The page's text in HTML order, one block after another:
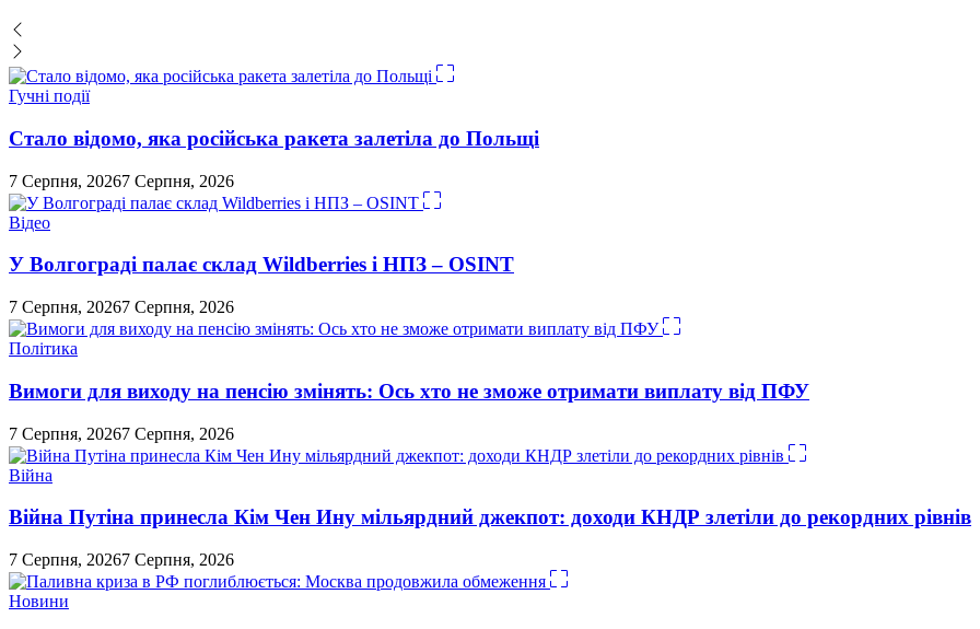
Гучні події
Стало відомо, яка російська ракета залетіла до Польщі
7 Серпня, 20267 Серпня, 2026
Відео
У Волгограді палає склад Wildberries і НПЗ – OSINT
7 Серпня, 20267 Серпня, 2026
Політика
Вимоги для виходу на пенсію змінять: Ось хто не зможе отримати виплату від ПФУ
7 Серпня, 20267 Серпня, 2026
Війна
Війна Путіна принесла Кім Чен Ину мільярдний джекпот: доходи КНДР злетіли до рекордних рівнів
7 Серпня, 20267 Серпня, 2026
Новини